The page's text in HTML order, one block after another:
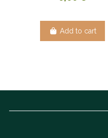
Add to cart